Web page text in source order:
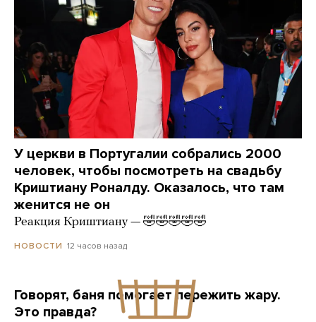
У церкви в Португалии собрались 2000
человек, чтобы посмотреть на свадьбу
Криштиану Роналду. Оказалось, что там
женится не он
Реакция Криштиану — 🤣🤣🤣🤣🤣
НОВОСТИ 12 часов назад
Говорят, баня помогает пережить жару.
Это правда?